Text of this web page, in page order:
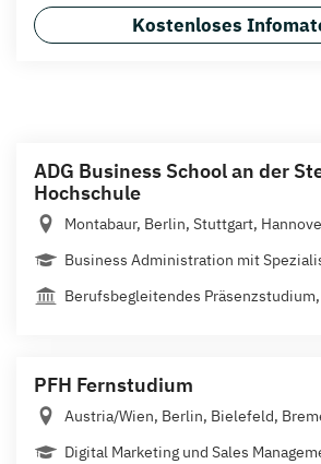
Kostenloses
ADG Business School an der
Hochschule
Montabaur, Berlin, Stuttgart,
Business Administration mit
Berufsbegleitendes
PFH Fernstudium
Austria/Wien, Berlin, Bielefeld,
Digital Marketing und Sales